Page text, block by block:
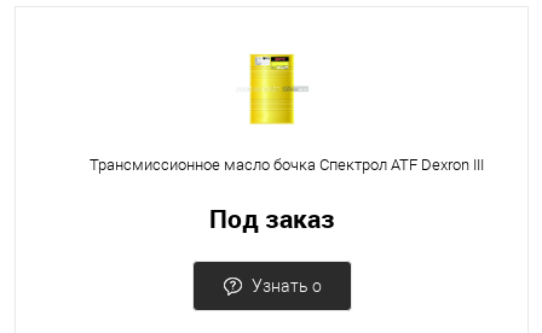
Трансмиссионное масло бочка Спектрол ATF Dexron III
Под заказ
Узнать о